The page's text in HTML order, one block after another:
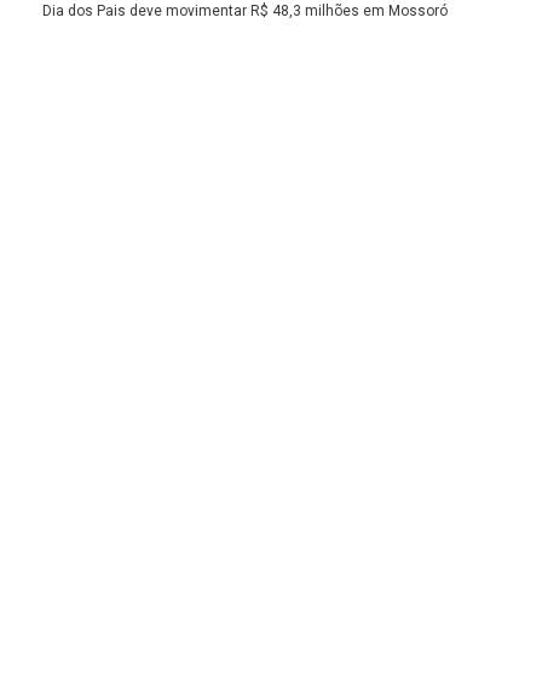
Dia dos Pais deve movimentar R$ 48,3 milhões em Mossoró